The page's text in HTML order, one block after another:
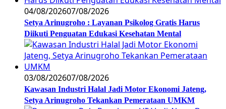
04/08/202607/08/2026
Setya Arinugroho : Layanan Psikolog Gratis Harus
Diikuti Penguatan Edukasi Kesehatan Mental
03/08/202607/08/2026
Kawasan Industri Halal Jadi Motor Ekonomi Jateng,
Setya Arinugroho Tekankan Pemerataan UMKM